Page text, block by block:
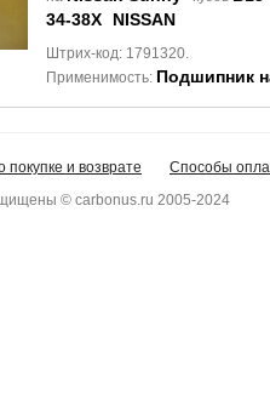
34-38X
NISSAN
Штрих-код: 1791320.
Применимость: Подшипник
и возврате Способы
© carbonus.ru 2005-2024